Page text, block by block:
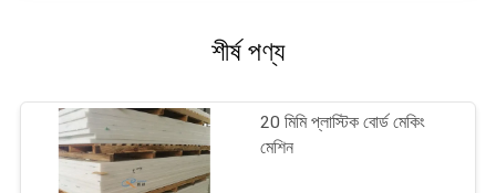
শীর্ষ পণ্য
20 মিমি প্লাস্টিক বোর্ড মেকিং
মেশিন